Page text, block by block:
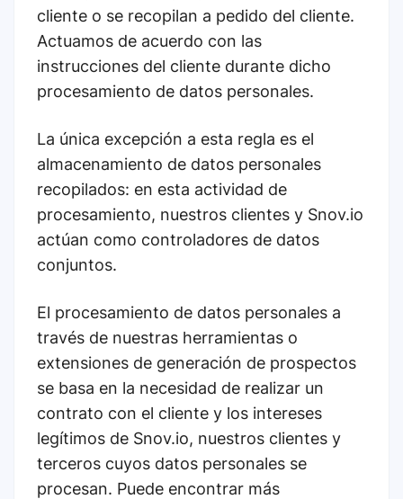
cliente o se recopilan a pedido del cliente.
Actuamos de acuerdo con las
instrucciones del cliente durante dicho
procesamiento de datos personales.
La única excepción a esta regla es el
almacenamiento de datos personales
recopilados: en esta actividad de
procesamiento, nuestros clientes y Snov.io
actúan como controladores de datos
conjuntos.
El procesamiento de datos personales a
través de nuestras herramientas o
extensiones de generación de prospectos
se basa en la necesidad de realizar un
contrato con el cliente y los intereses
legítimos de Snov.io, nuestros clientes y
terceros cuyos datos personales se
procesan. Puede encontrar más